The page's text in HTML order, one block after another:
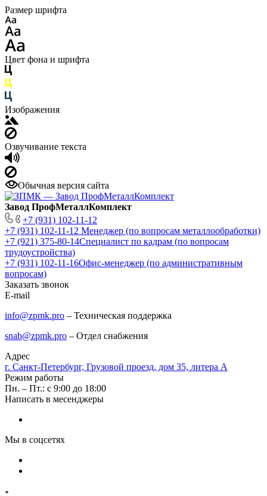
Размер шрифта
Цвет фона и шрифта
Изображения
Озвучивание текста
Обычная версия сайта
Завод ПрофМеталлКомплект
+7 (931) 102-11-12
+7 (931) 102-11-12 Менеджер (по вопросам металлообработки)
+7 (921) 375-80-14Специалист по кадрам (по вопросам
трудоустройства)
+7 (931) 102-11-16Офис-менеджер (по административным
вопросам)
Заказать звонок
E-mail
info@zpmk.pro – Техническая поддержка
snab@zpmk.pro – Отдел снабжения
Адрес
г. Санкт-Петербург, Грузовой проезд, дом 35, литера А
Режим работы
Пн. – Пт.: с 9:00 до 18:00
Написать в месенджеры
Мы в соцсетях